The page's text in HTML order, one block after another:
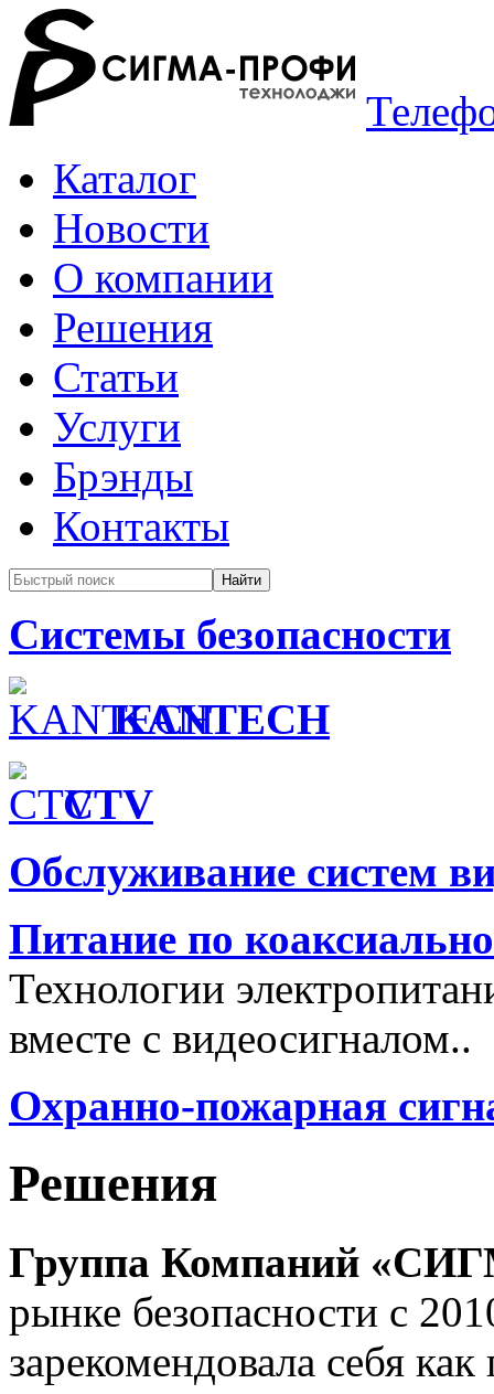
Каталог
Новости
О компании
Решения
Статьи
Услуги
Брэнды
Контакты
Системы безопасности
KANTECH
CTV
Обслуживание систем
Питание по
Технологии
вместе с видеосигналом..
Охранно-пожарная
Решения
Группа Компаний
рынке безопасности с
зарекомендовала себя